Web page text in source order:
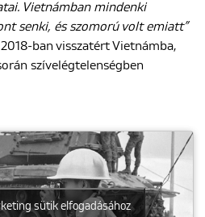
Vietnámban mindenki
senki, és szomorú volt emiatt”
ban visszatért Vietnámba,
szívelégtelenségben
sütik elfogadásához